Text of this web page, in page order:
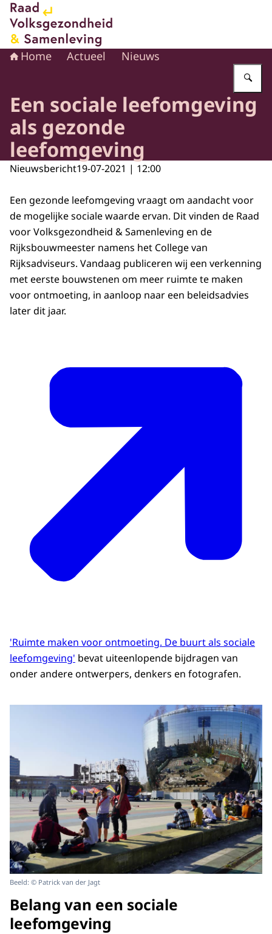
Naar de homepage van Raad voor Volksgezondheid en
Home Actueel Nieuws
Een sociale leefomgeving
als gezonde
leefomgeving
Nieuwsbericht19-07-2021 | 12:00
Een gezonde leefomgeving vraagt om aandacht voor
de mogelijke sociale waarde ervan. Dit vinden de Raad
voor Volksgezondheid & Samenleving en de
Rijksbouwmeester namens het College van
Rijksadviseurs. Vandaag publiceren wij een verkenning
met eerste bouwstenen om meer ruimte te maken
voor ontmoeting, in aanloop naar een beleidsadvies
later dit jaar.
'Ruimte maken voor ontmoeting. De buurt als sociale
leefomgeving' bevat uiteenlopende bijdragen van
onder andere ontwerpers, denkers en fotografen.
Beeld: © Patrick van der Jagt
Belang van een sociale
leefomgeving